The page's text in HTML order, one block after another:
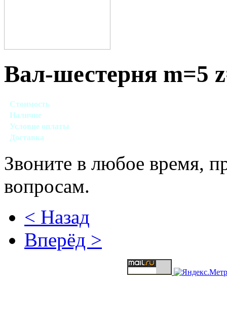
Вал-шестерня m=5
Стоимость
Наличие
Условие оплаты
Доставка
Звоните в любое время,
вопросам.
< Назад
Вперёд >